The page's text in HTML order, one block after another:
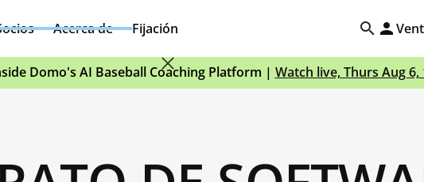
Acerca de Fijación
Domo's AI Baseball Coaching Platform | Watch live, Thurs Aug 6,